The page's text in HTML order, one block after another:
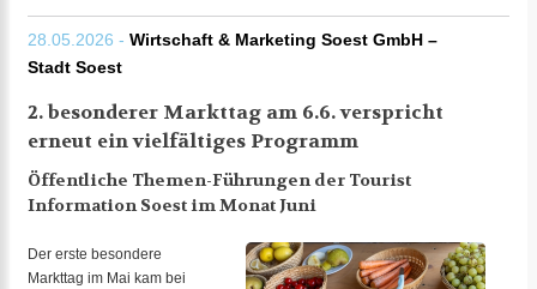
28.05.2026 - Wirtschaft & Marketing Soest GmbH –
Stadt Soest
2. besonderer Markttag am 6.6. verspricht
erneut ein vielfältiges Programm
Öffentliche Themen-Führungen der Tourist
Information Soest im Monat Juni
Der erste besondere
Markttag im Mai kam bei